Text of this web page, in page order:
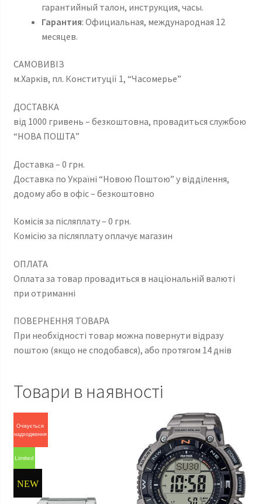
гарантийный талон, инструкция, часы.
Гарантия: Официальная, международная 12
месяцев.
САМОВИВІЗ
м.Харків, пл. Конституції 1, “Часомерье”
ДОСТАВКА
від 1000 гривень – безкоштовна, провадиться службою
“НОВА ПОШТА”
Доставка – 0 грн.
Доставка по Україні “Новою Поштою” у відділення,
додому або в офіс – безкоштовно
Комісія за післяплату – 0 грн.
Комісію за післяплату оплачує магазин
ОПЛАТА
Оплата за товар провадиться в національній валюті
при отриманні
ПОВЕРНЕННЯ ТОВАРА
При необхідності товар можна повернути відразу
поштою (якщо не сподобався), або протягом 14 днів
Товари в наявності
Очікується
надходження
Limited
NEW